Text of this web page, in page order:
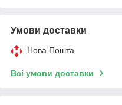
Умови доставки
Нова Пошта
Всі умови доставки